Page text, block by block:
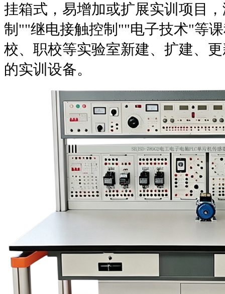
挂箱式，易增加或扩展实训项目
制 ""继电接触控制 ""电子技术"等
校、职校等实验室新建、扩建、
的实训设备。